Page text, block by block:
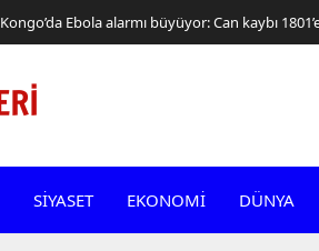
Kongo’da Ebola alarmı büyüyor: Can kaybı
SİYASET EKONOMİ DÜNYA